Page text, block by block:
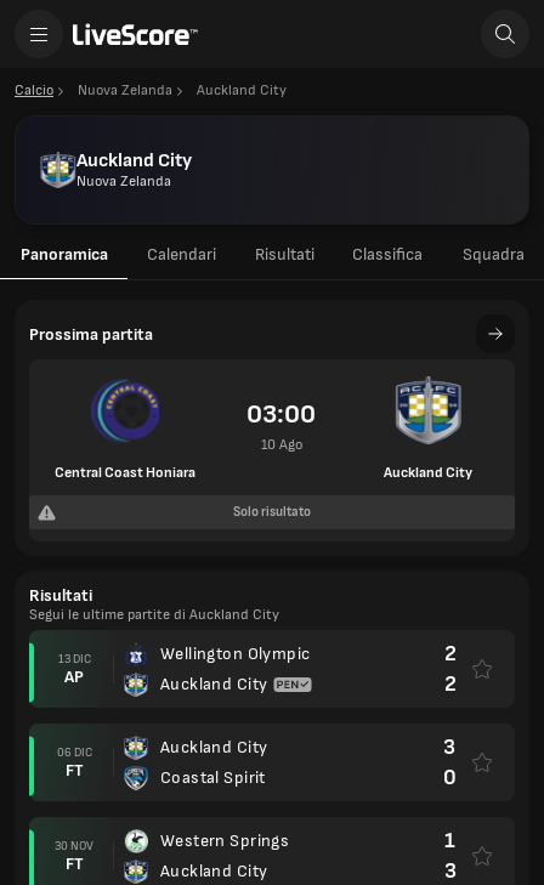
Calcio Nuova Zelanda Auckland City
Auckland City
Nuova Zelanda
Panoramica Calendari Risultati Classifica Squadra
Prossima partita
Central Coast Honiara
03:00
10 Ago
Auckland City
Solo risultato
Risultati
Segui le ultime partite di Auckland City
13 DIC
AP
Wellington Olympic
Auckland City
2
2
06 DIC
FT
Auckland City
Coastal Spirit
3
0
30 NOV
FT
Western Springs
Auckland City
1
3